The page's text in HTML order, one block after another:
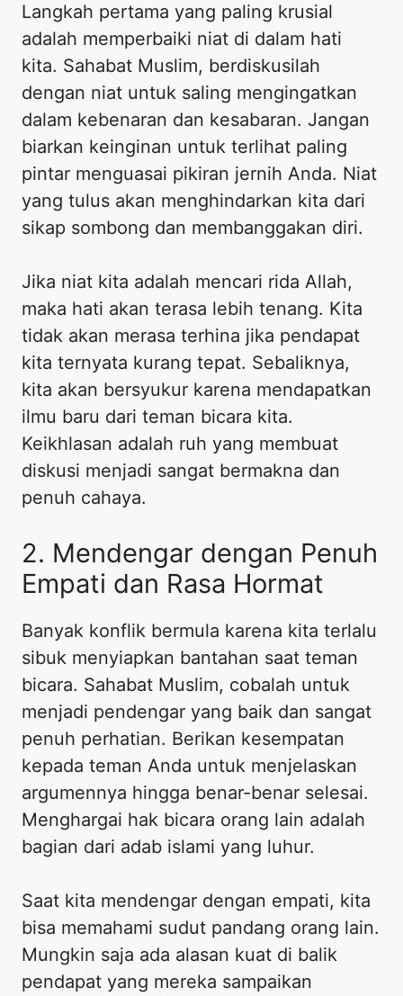
Langkah pertama yang paling krusial
adalah memperbaiki niat di dalam hati
kita. Sahabat Muslim, berdiskusilah
dengan niat untuk saling mengingatkan
dalam kebenaran dan kesabaran. Jangan
biarkan keinginan untuk terlihat paling
pintar menguasai pikiran jernih Anda. Niat
yang tulus akan menghindarkan kita dari
sikap sombong dan membanggakan diri.
Jika niat kita adalah mencari rida Allah,
maka hati akan terasa lebih tenang. Kita
tidak akan merasa terhina jika pendapat
kita ternyata kurang tepat. Sebaliknya,
kita akan bersyukur karena mendapatkan
ilmu baru dari teman bicara kita.
Keikhlasan adalah ruh yang membuat
diskusi menjadi sangat bermakna dan
penuh cahaya.
2. Mendengar dengan Penuh
Empati dan Rasa Hormat
Banyak konflik bermula karena kita terlalu
sibuk menyiapkan bantahan saat teman
bicara. Sahabat Muslim, cobalah untuk
menjadi pendengar yang baik dan sangat
penuh perhatian. Berikan kesempatan
kepada teman Anda untuk menjelaskan
argumennya hingga benar-benar selesai.
Menghargai hak bicara orang lain adalah
bagian dari adab islami yang luhur.
Saat kita mendengar dengan empati, kita
bisa memahami sudut pandang orang lain.
Mungkin saja ada alasan kuat di balik
pendapat yang mereka sampaikan